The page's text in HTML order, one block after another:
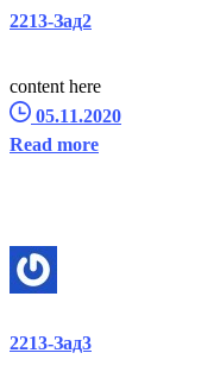
2213-Зад2
content here
05.11.2020
Read more
2213-Зад3